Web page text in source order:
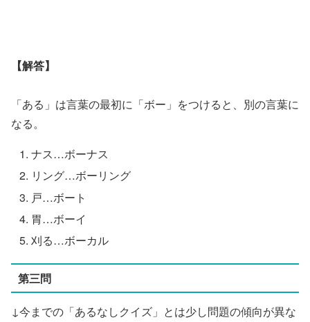
【解答】
「ある」は言葉の最初に「ボー」をつけると、別の言葉に
なる。
ナス…ボーナス
リング…ボーリング
戸…ボート
胃…ボーイ
刈る…ボーカル
第三問
↓今までの「あるなしクイズ」とは少し問題の傾向が異な